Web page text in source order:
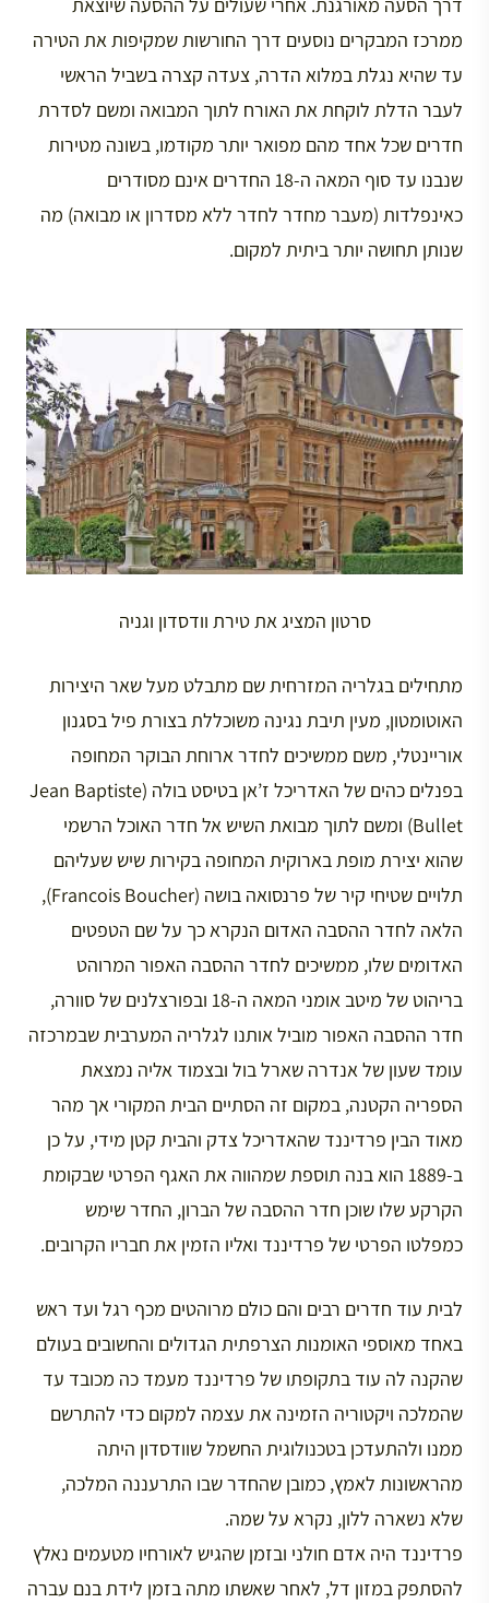
דרך הסעה מאורגנת. אחרי שעולים על ההסעה שיוצאת
ממרכז המבקרים נוסעים דרך החורשות שמקיפות את הטירה
עד שהיא נגלת במלוא הדרה, צעדה קצרה בשביל הראשי
לעבר הדלת לוקחת את האורח לתוך המבואה ומשם לסדרת
חדרים שכל אחד מהם מפואר יותר מקודמו, בשונה מטירות
שנבנו עד סוף המאה ה-18 החדרים אינם מסודרים
כאינפלדות (מעבר מחדר לחדר ללא מסדרון או מבואה) מה
שנותן תחושה יותר ביתית למקום.
סרטון המציג את טירת וודסדון וגניה
מתחילים בגלריה המזרחית שם מתבלט מעל שאר היצירות
האוטומטון, מעין תיבת נגינה משוכללת בצורת פיל בסגנון
אוריינטלי, משם ממשיכים לחדר ארוחת הבוקר המחופה
בפנלים כהים של האדריכל ז’אן בטיסט בולה (Jean Baptiste
Bullet) ומשם לתוך מבואת השיש אל חדר האוכל הרשמי
שהוא יצירת מופת בארוקית המחופה בקירות שיש שעליהם
תלויים שטיחי קיר של פרנסואה בושה (Francois Boucher),
הלאה לחדר ההסבה האדום הנקרא כך על שם הטפטים
האדומים שלו, ממשיכים לחדר ההסבה האפור המרוהט
בריהוט של מיטב אומני המאה ה-18 ובפורצלנים של סוורה,
חדר ההסבה האפור מוביל אותנו לגלריה המערבית שבמרכזה
עומד שעון של אנדרה שארל בול ובצמוד אליה נמצאת
הספריה הקטנה, במקום זה הסתיים הבית המקורי אך מהר
מאוד הבין פרדיננד שהאדריכל צדק והבית קטן מידי, על כן
ב-1889 הוא בנה תוספת שמהווה את האגף הפרטי שבקומת
הקרקע שלו שוכן חדר ההסבה של הברון, החדר שימש
כמפלטו הפרטי של פרדיננד ואליו הזמין את חבריו הקרובים.
לבית עוד חדרים רבים והם כולם מרוהטים מכף רגל ועד ראש
באחד מאוספי האומנות הצרפתית הגדולים והחשובים בעולם
שהקנה לה עוד בתקופתו של פרדיננד מעמד כה מכובד עד
שהמלכה ויקטוריה הזמינה את עצמה למקום כדי להתרשם
ממנו ולהתעדכן בטכנולוגית החשמל שוודסדון היתה
מהראשונות לאמץ, כמובן שהחדר שבו התרעננה המלכה,
שלא נשארה ללון, נקרא על שמה.
פרדיננד היה אדם חולני ובזמן שהגיש לאורחיו מטעמים נאלץ
להסתפק במזון דל, לאחר שאשתו מתה בזמן לידת בנם עברה